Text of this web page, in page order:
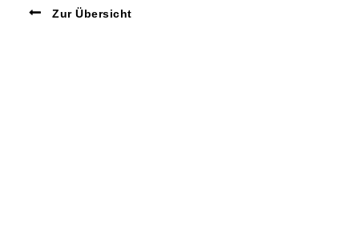
Zur Übersicht